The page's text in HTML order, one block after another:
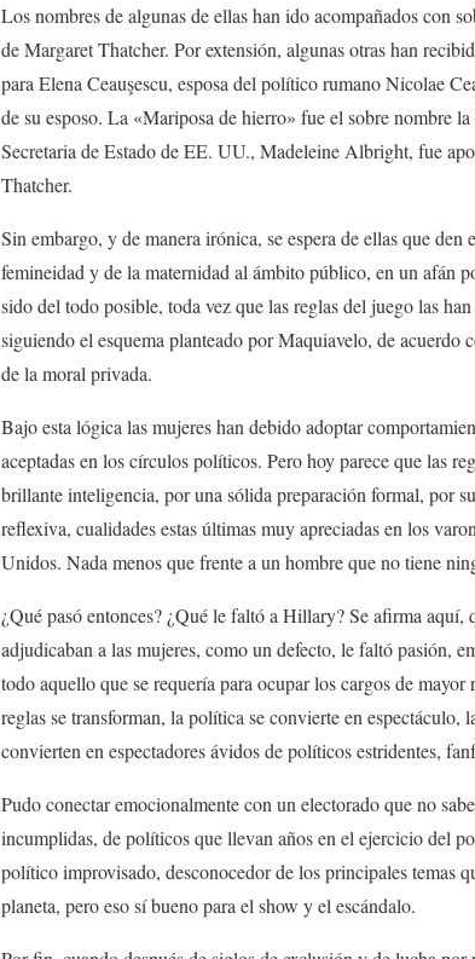
Los nombres de algunas de ellas han ido acompañados con
de Margaret Thatcher. Por extensión, algunas otras han
para Elena Ceauşescu, esposa del político rumano Nicolae
de su esposo. La «Mariposa de hierro» fue el sobre nombre
Secretaria de Estado de EE. UU., Madeleine Albright, fue
Thatcher.
Sin embargo, y de manera irónica, se espera de ellas que
femineidad y de la maternidad al ámbito público, en un afán
sido del todo posible, toda vez que las reglas del juego las
siguiendo el esquema planteado por Maquiavelo, de acuerdo
de la moral privada.
Bajo esta lógica las mujeres han debido adoptar
aceptadas en los círculos políticos. Pero hoy parece que las
brillante inteligencia, por una sólida preparación formal, por
reflexiva, cualidades estas últimas muy apreciadas en los
Unidos. Nada menos que frente a un hombre que no tiene
¿Qué pasó entonces? ¿Qué le faltó a Hillary? Se afirma
adjudicaban a las mujeres, como un defecto, le faltó pasión,
todo aquello que se requería para ocupar los cargos de
reglas se transforman, la política se convierte en
convierten en espectadores ávidos de políticos estridentes,
Pudo conectar emocionalmente con un electorado que no
incumplidas, de políticos que llevan años en el ejercicio del
político improvisado, desconocedor de los principales temas
planeta, pero eso sí bueno para el show y el escándalo.